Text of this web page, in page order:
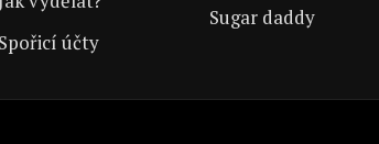
Spořicí účty
Sugar daddy